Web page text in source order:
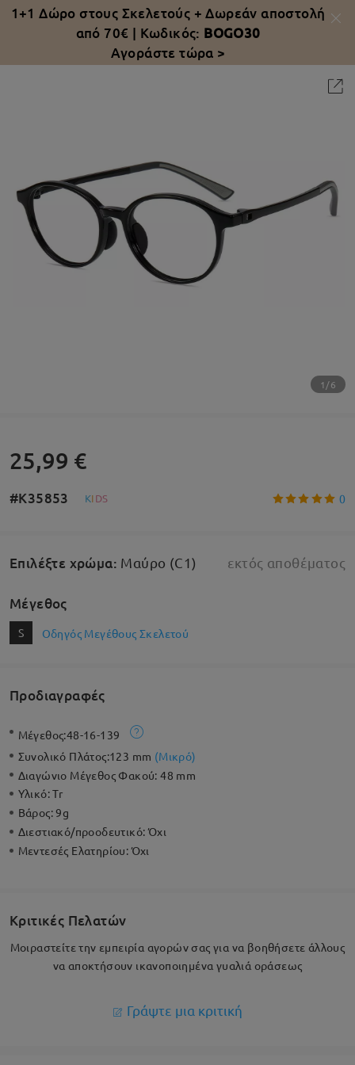
1+1 Δώρο στους Σκελετούς +Δωρεάν αποστολή
από 70€ | Κωδικός: BOGO30
Αγοράστε τώρα >
1/6
25,99 €
#K35853 KIDS 0
Επιλέξτε χρώμα: Μαύρο (C1) εκτός αποθέματος
Μέγεθος
S Οδηγός Μεγέθους Σκελετού
Προδιαγραφές
Μέγεθος:48-16-139
Συνολικό Πλάτος:123 mm (Μικρό)
Διαγώνιο Μέγεθος Φακού:48 mm
Υλικό:Tr
Βάρος: 9g
Διεστιακό/προοδευτικό:Όχι
Μεντεσές Ελατηρίου:Όχι
Κριτικές Πελατών
Μοιραστείτε την εμπειρία αγορών σας για να βοηθήσετε άλλους
να αποκτήσουν ικανοποιημένα γυαλιά οράσεως
Γράψτε μια κριτική